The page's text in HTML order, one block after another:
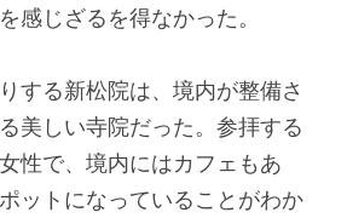
感じざるを得なかった。
する新松院は、境内が整備さ
美しい寺院だった。参拝する
性で、境内にはカフェもあ
ットになっていることがわか